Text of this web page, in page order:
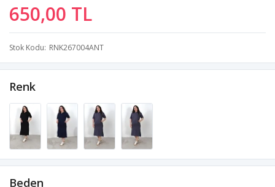
650,00 TL
Stok Kodu RNK267004ANT
Renk
Beden